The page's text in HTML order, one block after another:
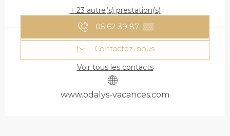
+ 23 autre(s) prestation(s)
05 62 39 87 ▒▒
Contactez-nous
Voir tous les contacts
www.odalys-vacances.com